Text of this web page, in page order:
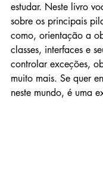
estudar. Neste livro
sobre os principais
como, orientação a
classes, interfaces e
controlar exceções,
muito mais. Se quer
neste mundo, é uma